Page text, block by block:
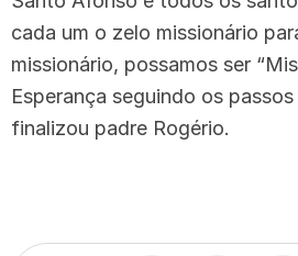
cada um o zelo missionário
missionário, possamos ser
Esperança seguindo os
finalizou padre Rogério.